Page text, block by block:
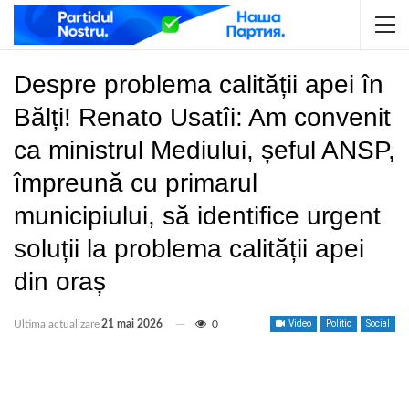
Despre problema calității apei în
Bălți! Renato Usatîi: Am convenit
ca ministrul Mediului, șeful ANSP,
împreună cu primarul
municipiului, să identifice urgent
soluții la problema calității apei
din oraș
Video Politic Social
Ultima actualizare21 mai 2026 0